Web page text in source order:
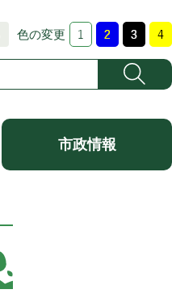
色の変更
市政情報